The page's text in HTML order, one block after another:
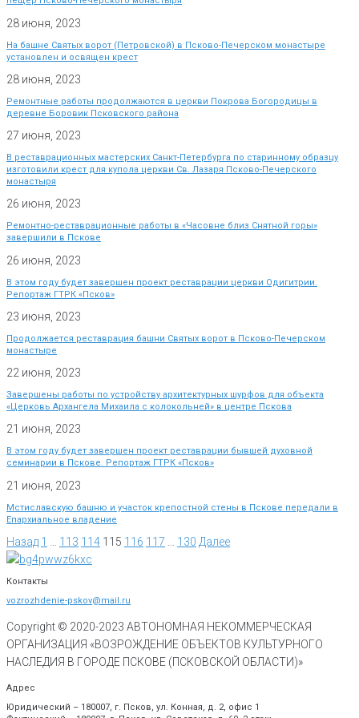
28 июня, 2023
На башне Святых ворот (Петровской) в Псково-Печерском монастыре
установлен и освящен крест
28 июня, 2023
Ремонтные работы продолжаются в церкви Покрова Богородицы в
деревне Боровик Псковского района
27 июня, 2023
В реставрационных мастерских Санкт-Петербурга по старинному образцу
изготовили крест для купола церкви Св. Лазаря Псково-Печерского
монастыря
26 июня, 2023
Ремонтно-реставрационные работы в «Часовне близ Снятной горы»
завершили в Пскове
26 июня, 2023
В этом году будет завершен проект реставрации церкви Одигитрии.
Репортаж ГТРК «Псков»
23 июня, 2023
Продолжается реставрация башни Святых ворот в Псково-Печерском
монастыре
22 июня, 2023
Завершены работы по устройству архитектурных шурфов для объекта
«Церковь Архангела Михаила с колокольней» в центре Пскова
21 июня, 2023
В этом году будет завершен проект реставрации бывшей духовной
семинарии в Пскове. Репортаж ГТРК «Псков»
21 июня, 2023
Мстиславскую башню и участок крепостной стены в Пскове передали в
Епархиальное владение
Назад 1 113 114 115 116 117 130 Далее
Контакты
vozrozhdenie-pskov@mail.ru
Copyright © 2020-2023 АВТОНОМНАЯ НЕКОММЕРЧЕСКАЯ
ОРГАНИЗАЦИЯ «ВОЗРОЖДЕНИЕ ОБЪЕКТОВ КУЛЬТУРНОГО
НАСЛЕДИЯ В ГОРОДЕ ПСКОВЕ (ПСКОВСКОЙ ОБЛАСТИ)»
Адрес
Юридический – 180007, г. Псков, ул. Конная, д. 2, офис 1